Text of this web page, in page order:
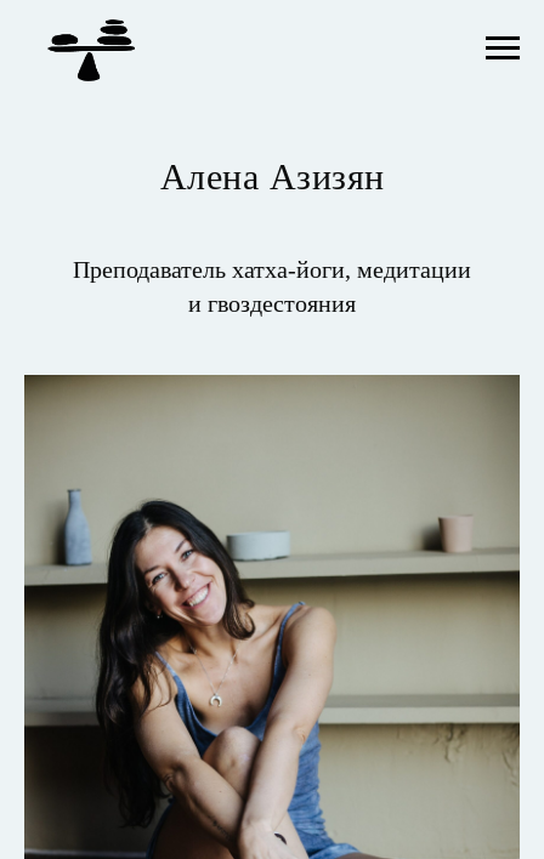
Алена Азизян
Преподаватель хатха-йоги, медитации
и гвоздестояния